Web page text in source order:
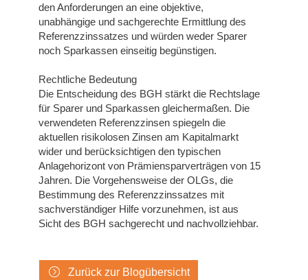
den Anforderungen an eine objektive,
unabhängige und sachgerechte Ermittlung des
Referenzzinssatzes und würden weder Sparer
noch Sparkassen einseitig begünstigen.
Rechtliche Bedeutung
Die Entscheidung des BGH stärkt die Rechtslage
für Sparer und Sparkassen gleichermaßen. Die
verwendeten Referenzzinsen spiegeln die
aktuellen risikolosen Zinsen am Kapitalmarkt
wider und berücksichtigen den typischen
Anlagehorizont von Prämiensparverträgen von 15
Jahren. Die Vorgehensweise der OLGs, die
Bestimmung des Referenzzinssatzes mit
sachverständiger Hilfe vorzunehmen, ist aus
Sicht des BGH sachgerecht und nachvollziehbar.
Zurück zur Blogübersicht